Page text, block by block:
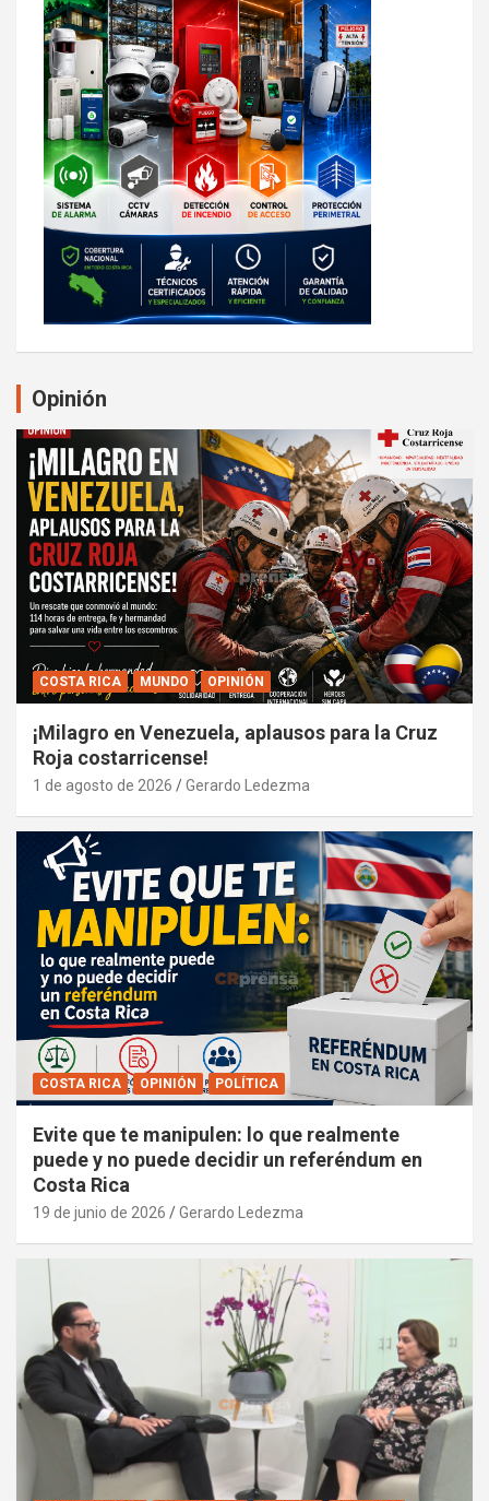
Opinión
COSTA RICA MUNDO OPINIÓN
¡Milagro en Venezuela, aplausos para la Cruz
Roja costarricense!
1 de agosto de 2026 Gerardo Ledezma
COSTA RICA OPINIÓN POLÍTICA
Evite que te manipulen: lo que realmente
puede y no puede decidir un referéndum en
Costa Rica
19 de junio de 2026 Gerardo Ledezma